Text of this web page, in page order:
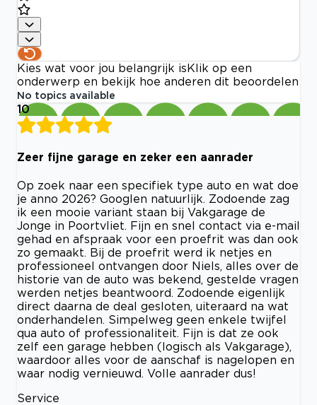
Kies wat voor jou belangrijk is Klik op een
onderwerp en bekijk hoe anderen dit beoordelen
No topics available
10
Zeer fijne garage en zeker een aanrader
Op zoek naar een specifiek type auto en wat doe
je anno 2026? Googlen natuurlijk. Zodoende zag
ik een mooie variant staan bij Vakgarage de
Jonge in Poortvliet. Fijn en snel contact via e-mail
gehad en afspraak voor een proefrit was dan ook
zo gemaakt. Bij de proefrit werd ik netjes en
professioneel ontvangen door Niels, alles over de
historie van de auto was bekend, gestelde vragen
werden netjes beantwoord. Zodoende eigenlijk
direct daarna de deal gesloten, uiteraard na wat
onderhandelen. Simpelweg geen enkele twijfel
qua auto of professionaliteit. Fijn is dat ze ook
zelf een garage hebben (logisch als Vakgarage),
waardoor alles voor de aanschaf is nagelopen en
waar nodig vernieuwd. Volle aanrader dus!
Service